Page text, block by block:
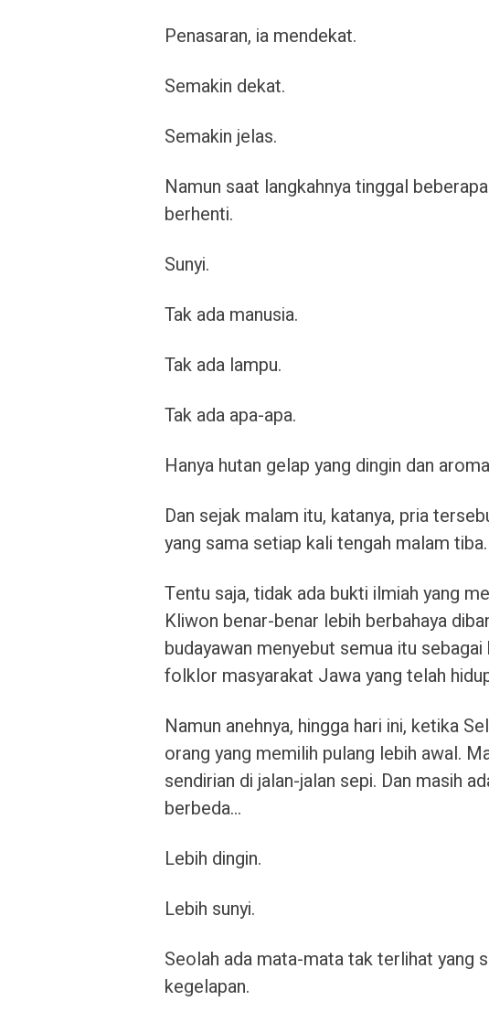
Penasaran, ia mendekat.
Semakin dekat.
Semakin jelas.
Namun saat langkahnya tinggal
berhenti.
Sunyi.
Tak ada manusia.
Tak ada lampu.
Tak ada apa-apa.
Hanya hutan gelap yang dingin dan
Dan sejak malam itu, katanya, pria
yang sama setiap kali tengah malam tiba.
Tentu saja, tidak ada bukti ilmiah yang
Kliwon benar-benar lebih berbahaya
budayawan menyebut semua itu
folklor masyarakat Jawa yang telah
Namun anehnya, hingga hari ini, ketika
orang yang memilih pulang lebih awal.
sendirian di jalan-jalan sepi. Dan masih
berbeda…
Lebih dingin.
Lebih sunyi.
Seolah ada mata-mata tak terlihat yang
kegelapan.